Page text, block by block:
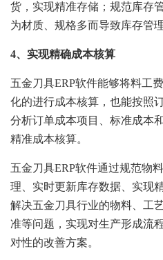
货，实现精准存储；规范库存
为材质、规格多而导致库存管理
4、实现精确成本核算
五金刀具ERP软件能够将料工
化的进行成本核算，也能按照
分析订单成本项目、标准成本
精准成本核算。
五金刀具ERP软件通过规范物
理、实时更新库存数据、实现
解决五金刀具行业的物料、工
准等问题，实现对生产形成流
对性的改善方案。